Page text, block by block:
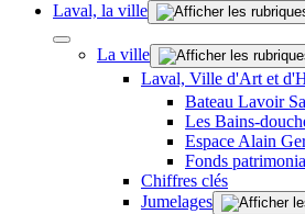
Laval, la ville
La ville
Laval, Ville d'Art et
Bateau Lavoir
Les Bains-
Espace Alain
Fonds
Chiffres clés
Jumelages